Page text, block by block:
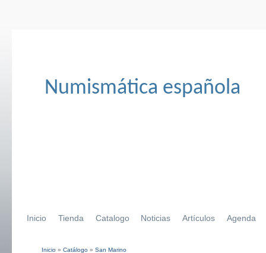
Numismática española
Inicio Tienda Catalogo Noticias Artículos Agenda
Inicio » Catálogo » San Marino